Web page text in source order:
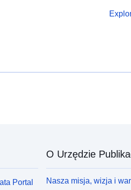
Portal
O Urzędzie
Nasza misja, wizja i